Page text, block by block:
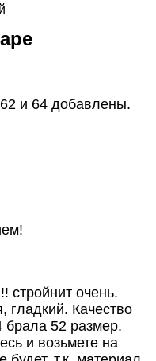
и 64 добавлены.
стройнит очень.
гладкий. Качество
брала 52 размер.
и возьмете на